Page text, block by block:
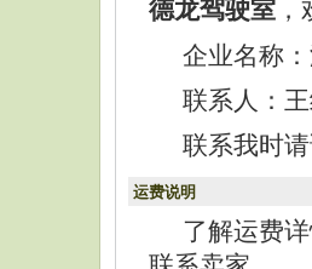
德龙驾驶室
企业名称
联系人：
联系我时
运费说明
了解运费